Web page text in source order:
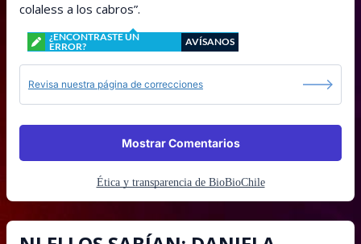
colaless a los cabros”.
¿ENCONTRASTE UN
ERROR?
AVÍSANOS
Revisa nuestra página de correcciones
Mostrar Comentarios
Ética y transparencia de BioBioChile